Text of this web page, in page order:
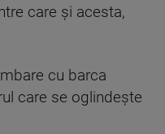
care și acesta,
cu barca
care se oglindește